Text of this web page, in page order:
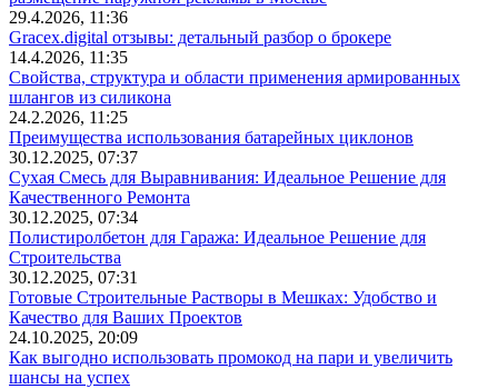
29.4.2026, 11:36
Gracex.digital отзывы: детальный разбор о брокере
14.4.2026, 11:35
Свойства, структура и области применения армированных
шлангов из силикона
24.2.2026, 11:25
Преимущества использования батарейных циклонов
30.12.2025, 07:37
Сухая Смесь для Выравнивания: Идеальное Решение для
Качественного Ремонта
30.12.2025, 07:34
Полистиролбетон для Гаража: Идеальное Решение для
Строительства
30.12.2025, 07:31
Готовые Строительные Растворы в Мешках: Удобство и
Качество для Ваших Проектов
24.10.2025, 20:09
Как выгодно использовать промокод на пари и увеличить
шансы на успех